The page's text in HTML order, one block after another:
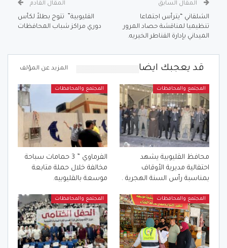
المقال السابق
الشلقاني “يترأس اجتماعا
تنظيميا لمناقشة حصاد المرور
الميداني بإدارة القناطر الخيريه.
المقال القادم
القليوبية” تتوج بطلاً لكأس
دوري مراكز شباب المحافظات
قد يعجبك ايضا المزيد عن المؤلف
المجتمع والمحافظات
محافظ القليوبية يشهد
احتفالية مديرية الأوقاف
بمناسبة رأس السنة الهجرية .
المجتمع والمحافظات
الفرماوي ” 3 حمامات سباحة
مخالفة خلال حملة متابعة
موسعة بالقليوبيه.
المجتمع والمحافظات المجتمع والمحافظات